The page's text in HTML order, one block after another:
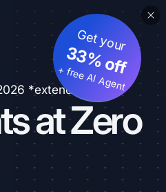
*extended
at Zero
Get your
33% off
+ free AI Agent